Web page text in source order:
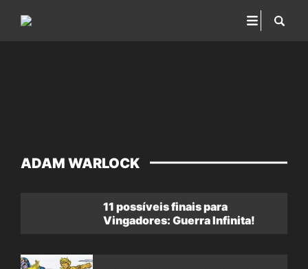
ADAM WARLOCK
11 possíveis finais para
Vingadores: Guerra Infinita!